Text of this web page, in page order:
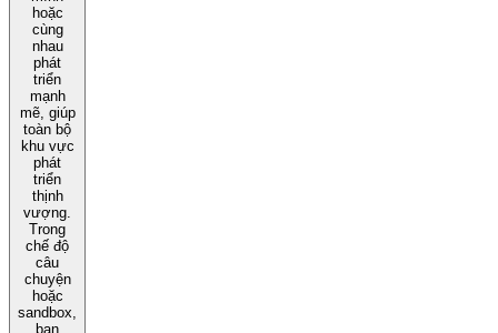
hoặc
cùng
nhau
phát
triển
mạnh
mẽ, giúp
toàn bộ
khu vực
phát
triển
thịnh
vượng.
Trong
chế độ
câu
chuyện
hoặc
sandbox,
bạn